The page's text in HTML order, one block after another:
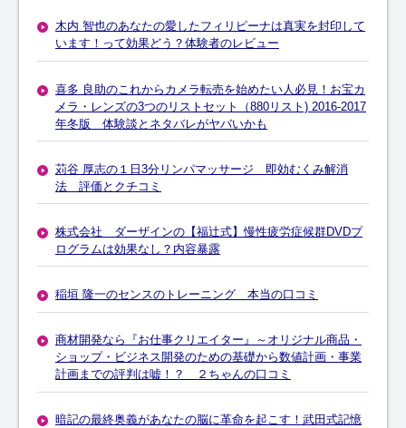
木内 智也のあなたの愛したフィリピーナは真実を封印して
います！って効果どう？体験者のレビュー
喜多 良助のこれからカメラ転売を始めたい人必見！お宝カ
メラ・レンズの3つのリストセット（880リスト) 2016-2017
年冬版 体験談とネタバレがヤバいかも
苅谷 厚志の１日3分リンパマッサージ 即効むくみ解消
法 評価とクチコミ
株式会社 ダーザインの【福辻式】慢性疲労症候群DVDプ
ログラムは効果なし？内容暴露
稲垣 隆一のセンスのトレーニング 本当の口コミ
商材開発なら『お仕事クリエイター』～オリジナル商品・
ショップ・ビジネス開発のための基礎から数値計画・事業
計画までの評判は嘘！？ ２ちゃんの口コミ
暗記の最終奥義があなたの脳に革命を起こす！武田式記憶